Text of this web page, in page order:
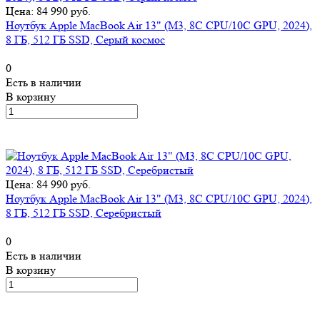
Цена: 84 990 руб.
Ноутбук Apple MacBook Air 13" (M3, 8C CPU/10C GPU, 2024),
8 ГБ, 512 ГБ SSD, Серый космос
0
Есть в наличии
В корзину
Цена: 84 990 руб.
Ноутбук Apple MacBook Air 13" (M3, 8C CPU/10C GPU, 2024),
8 ГБ, 512 ГБ SSD, Серебристый
0
Есть в наличии
В корзину